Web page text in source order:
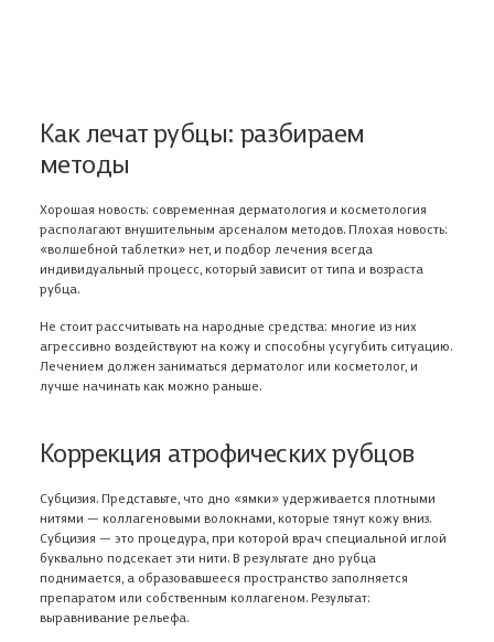
Как лечат рубцы: разбираем
методы
Хорошая новость: современная дерматология и косметология
располагают внушительным арсеналом методов. Плохая новость:
«волшебной таблетки» нет, и подбор лечения всегда
индивидуальный процесс, который зависит от типа и возраста
рубца.
Не стоит рассчитывать на народные средства: многие из них
агрессивно воздействуют на кожу и способны усугубить ситуацию.
Лечением должен заниматься дерматолог или косметолог, и
лучше начинать как можно раньше.
Коррекция атрофических рубцов
Субцизия. Представьте, что дно «ямки» удерживается плотными
нитями — коллагеновыми волокнами, которые тянут кожу вниз.
Субцизия — это процедура, при которой врач специальной иглой
буквально подсекает эти нити. В результате дно рубца
поднимается, а образовавшееся пространство заполняется
препаратом или собственным коллагеном. Результат:
выравнивание рельефа.